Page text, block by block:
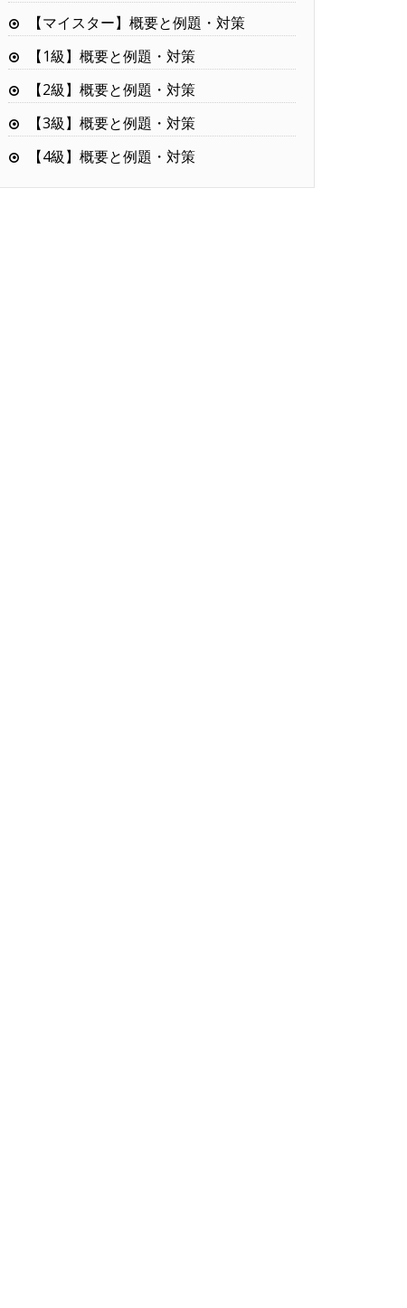
【マイスター】概要と例題・対策
【1級】概要と例題・対策
【2級】概要と例題・対策
【3級】概要と例題・対策
【4級】概要と例題・対策